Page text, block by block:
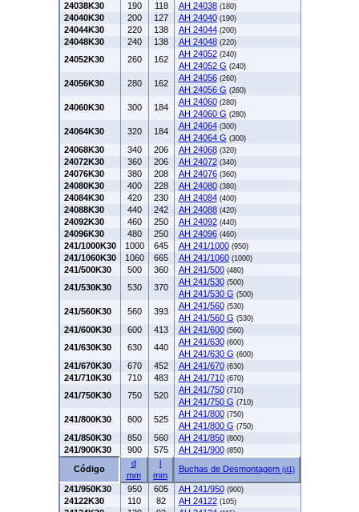
24038K30 190 118 AH 24038 (180)
24040K30 200 127 AH 24040 (190)
24044K30 220 138 AH 24044 (200)
24048K30 240 138 AH 24048 (220)
24052K30 260 162
AH 24052 (240)
AH 24052 G (240)
24056K30 280 162
AH 24056 (260)
AH 24056 G (260)
24060K30 300 184
AH 24060 (280)
AH 24060 G (280)
24064K30 320 184
AH 24064 (300)
AH 24064 G (300)
24068K30 340 206 AH 24068 (320)
24072K30 360 206 AH 24072 (340)
24076K30 380 208 AH 24076 (360)
24080K30 400 228 AH 24080 (380)
24084K30 420 230 AH 24084 (400)
24088K30 440 242 AH 24088 (420)
24092K30 460 250 AH 24092 (440)
24096K30 480 250 AH 24096 (460)
241/1000K30 1000 645 AH 241/1000 (950)
241/1060K30 1060 665 AH 241/1060 (1000)
241/500K30 500 360 AH 241/500 (480)
241/530K30 530 370
AH 241/530 (500)
AH 241/530 G (500)
241/560K30 560 393
AH 241/560 (530)
AH 241/560 G (530)
241/600K30 600 413 AH 241/600 (560)
241/630K30 630 440
AH 241/630 (600)
AH 241/630 G (600)
241/670K30 670 452 AH 241/670 (630)
241/710K30 710 483 AH 241/710 (670)
241/750K30 750 520
AH 241/750 (710)
AH 241/750 G (710)
241/800K30 800 525
AH 241/800 (750)
AH 241/800 G (750)
241/850K30 850 560 AH 241/850 (800)
241/900K30 900 575 AH 241/900 (850)
Código
d
mm
l
mm
Buchas de Desmontagem (d1)
241/950K30 950 605 AH 241/950 (900)
24122K30 110 82 AH 24122 (105)